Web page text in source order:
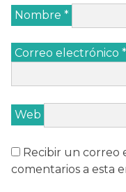
Nombre *
Correo electrónico *
Web
Recibir un correo
comentarios a esta